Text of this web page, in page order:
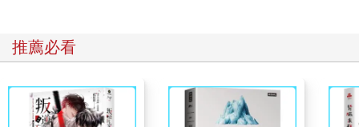
當時，我望著這些人們，想抬手揮舞，想大喊，可緊接著我理解
到憑弔爸的只有我自己一人，胸口一緊，就猝地轉身離開了。
我不知走了多久，才想起小房間的方向。
薈不在小房間裡。我坐下，試圖冷靜。
外頭那些人上完香仍留在會場，又與媽熟絡，想必是爸生前時常
推薦必看